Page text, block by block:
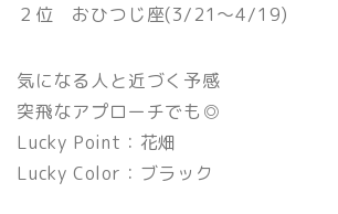
２位 おひつじ座(3/21〜4/19)
気になる人と近づく予感
突飛なアプローチでも◎
Lucky Point：花畑
Lucky Color：ブラック